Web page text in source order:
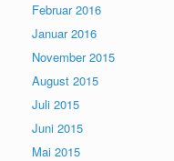
Februar 2016
Januar 2016
November 2015
August 2015
Juli 2015
Juni 2015
Mai 2015